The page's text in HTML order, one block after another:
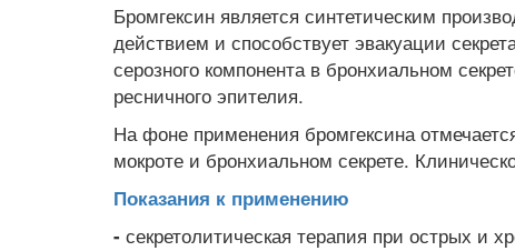
Бромгексин является синтетическим
действием и способствует эвакуации
серозного компонента в бронхиальном
ресничного эпителия.
На фоне применения бромгексина
мокроте и бронхиальном секрете.
Показания к применению
- секретолитическая терапия при острых и